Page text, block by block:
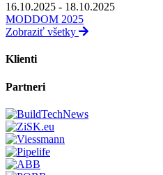
16.10.2025 - 18.10.2025
MODDOM 2025
Zobraziť všetky
Klienti
Partneri